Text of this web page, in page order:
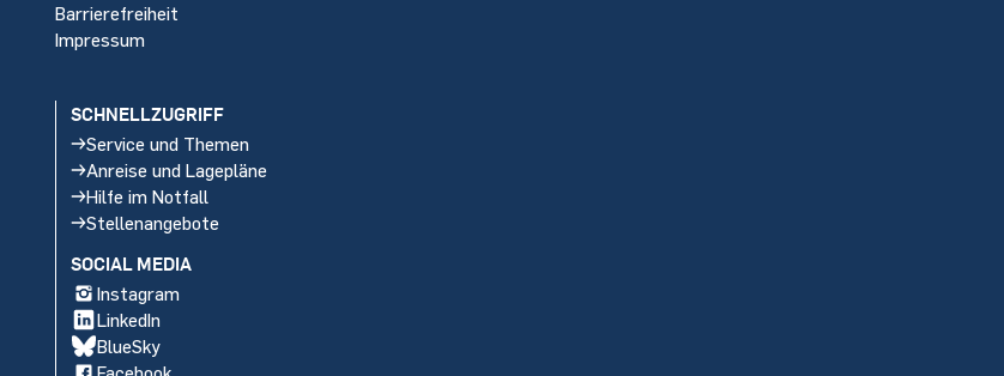
Barrierefreiheit
Impressum
SCHNELLZUGRIFF
Service und Themen
Anreise und Lagepläne
Hilfe im Notfall
Stellenangebote
SOCIAL MEDIA
Instagram
LinkedIn
BlueSky